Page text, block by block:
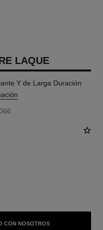
LAQUE
Y de Larga Duración
CON NOSOTROS